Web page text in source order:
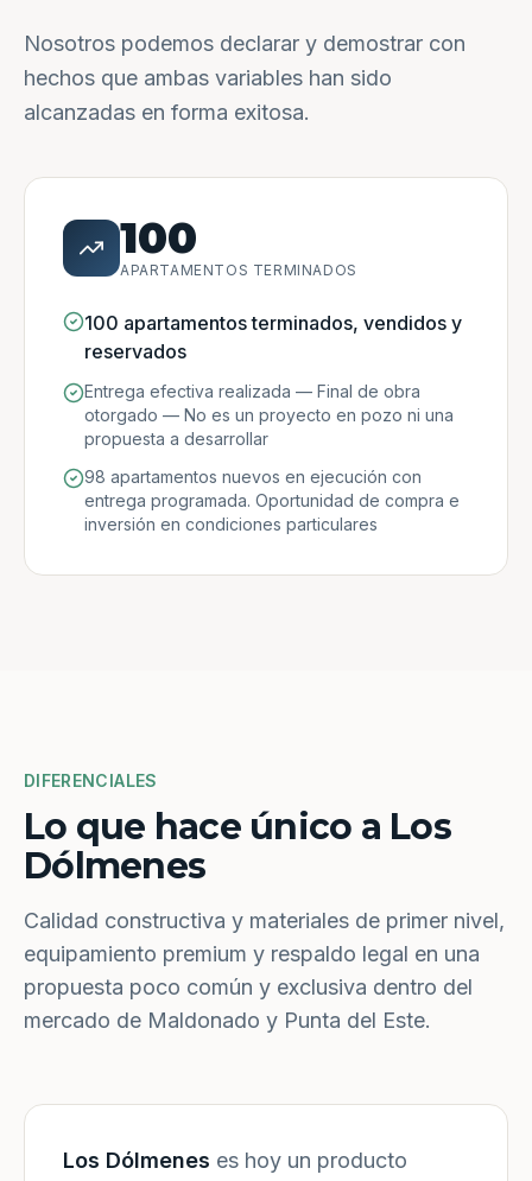
Nosotros podemos declarar y demostrar con
hechos que ambas variables han sido
alcanzadas en forma exitosa.
100
APARTAMENTOS TERMINADOS
100 apartamentos terminados, vendidos y
reservados
Entrega efectiva realizada — Final de obra
otorgado — No es un proyecto en pozo ni una
propuesta a desarrollar
98 apartamentos nuevos en ejecución con
entrega programada. Oportunidad de compra e
inversión en condiciones particulares
DIFERENCIALES
Lo que hace único a Los
Dólmenes
Calidad constructiva y materiales de primer nivel,
equipamiento premium y respaldo legal en una
propuesta poco común y exclusiva dentro del
mercado de Maldonado y Punta del Este.
Los Dólmenes es hoy un producto